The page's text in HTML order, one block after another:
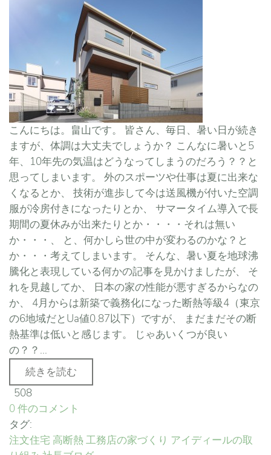
こんにちは。畠山です。 皆さん、毎日、暑い日が続き
ますが、体調は大丈夫でしょうか？ こんなに暑いと5
年、10年先の気温はどうなってしまうのだろう？？と
思ってしまいます。 外のスポーツや仕事は夏に出来な
くなるとか、 技術が進歩して今は送風機が付いた空調
服が冷房付きになったりとか、 サマータイム導入で長
期間の夏休みが出来たりとか・・・・それは無い
か・・・、 と、何かしら世の中が変わるのかな？と
か・・・考えてしまいます。 そんな、暑い夏を地球沸
騰化と表現している何かの記事を見かけましたが、 そ
れを見越してか、 日本の家の性能が悪すぎるからなの
か、 4月からは新築で義務化になった断熱等級4（東京
の6地域だとUa値0.87以下）ですが、 まだまだその断
熱基準は低いと感じます。 じゃあいくつが良い
の？？...
続きを読む
508
0 件のコメント
タグ:
注文住宅 高断熱 工務店の家づくり アイディールの取